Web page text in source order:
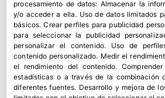
procesamiento de datos: Almacenar la
y/o acceder a ella. Uso de datos limitados
básicos.Crear perfiles para publicidad
para seleccionar la publicidad
personalizar el contenido. Uso de
contenido personalizado. Medir el
el rendimiento del contenido.
estadísticas o a través de la combinación
diferentes fuentes. Desarrollo y mejora de